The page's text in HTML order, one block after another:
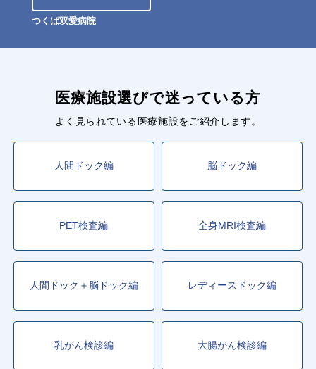
つくば双愛病院
医療施設選びで迷っている方
よく見られている医療施設をご紹介します。
人間ドック編 脳ドック編
PET検査編 全身MRI検査編
人間ドック＋脳ドック編 レディースドック編
乳がん検診編 大腸がん検診編